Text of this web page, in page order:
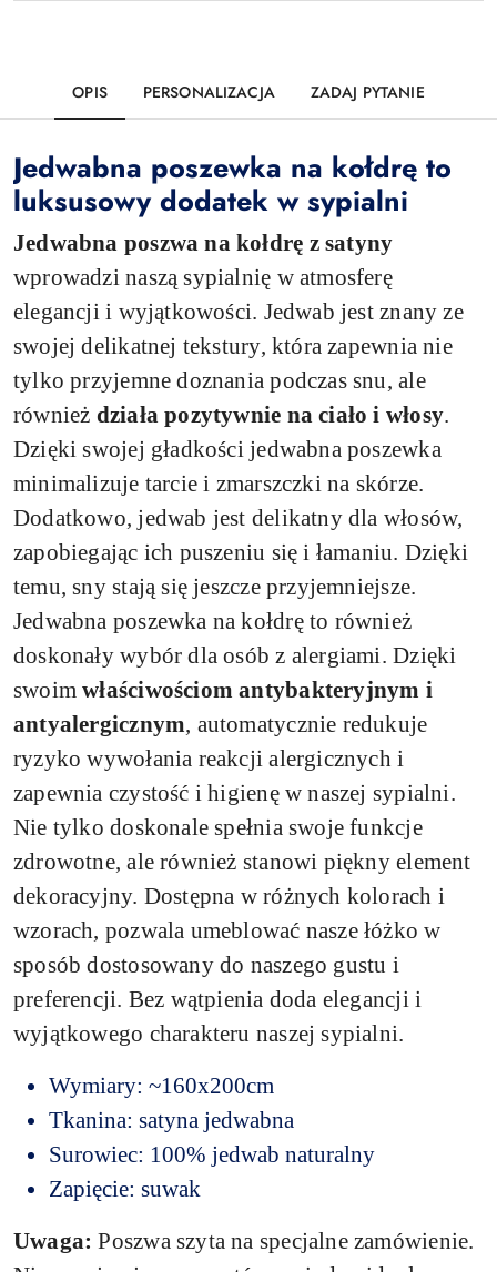
OPIS PERSONALIZACJA ZADAJ PYTANIE
Jedwabna poszewka na kołdrę to
luksusowy dodatek w sypialni
Jedwabna poszwa na kołdrę z satyny
wprowadzi naszą sypialnię w atmosferę
elegancji i wyjątkowości. Jedwab jest znany ze
swojej delikatnej tekstury, która zapewnia nie
tylko przyjemne doznania podczas snu, ale
również działa pozytywnie na ciało i włosy.
Dzięki swojej gładkości jedwabna poszewka
minimalizuje tarcie i zmarszczki na skórze.
Dodatkowo, jedwab jest delikatny dla włosów,
zapobiegając ich puszeniu się i łamaniu. Dzięki
temu, sny stają się jeszcze przyjemniejsze.
Jedwabna poszewka na kołdrę to również
doskonały wybór dla osób z alergiami. Dzięki
swoimwłaściwościom antybakteryjnym i
antyalergicznym, automatycznie redukuje
ryzyko wywołania reakcji alergicznych i
zapewnia czystość i higienę w naszej sypialni.
Nie tylko doskonale spełnia swoje funkcje
zdrowotne, ale również stanowi piękny element
dekoracyjny. Dostępna w różnych kolorach i
wzorach, pozwala umeblować nasze łóżko w
sposób dostosowany do naszego gustu i
preferencji. Bez wątpienia doda elegancji i
wyjątkowego charakteru naszej sypialni.
Wymiary: ~160x200cm
Tkanina: satyna jedwabna
Surowiec: 100% jedwab naturalny
Zapięcie: suwak
Uwaga: Poszwa szyta na specjalne zamówienie.